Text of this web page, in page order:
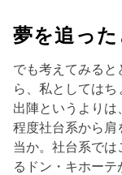
夢を追っ
でも考えてみる
ら、私としては
出陣というより
程度社台系から肩
当か。社台系で
るドン・キホー